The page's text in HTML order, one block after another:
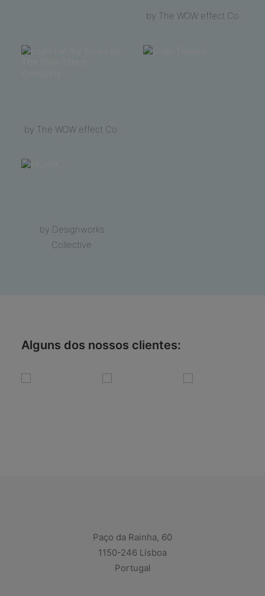
by The WOW effect Co.
by The WOW effect Co.
by Designworks
Collective
Alguns dos nossos clientes:
Paço da Rainha, 60
1150-246 Lisboa
Portugal